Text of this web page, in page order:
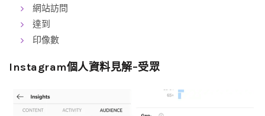
網站訪問
達到
印像數
Instagram個人資料見解–受眾